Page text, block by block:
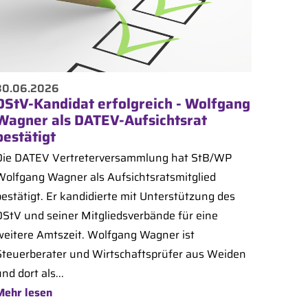
Kandidat erfolgreich - Wolfgang
als DATEV-Aufsichtsrat
DATEV Vertreterversammlung hat StB/WP
Wagner als Aufsichtsratsmitglied
Er kandidierte mit Unterstützung des
und seiner Mitgliedsverbände für eine
Amtszeit. Wolfgang Wagner ist
und Wirtschaftsprüfer aus Weiden
dort als...
lesen